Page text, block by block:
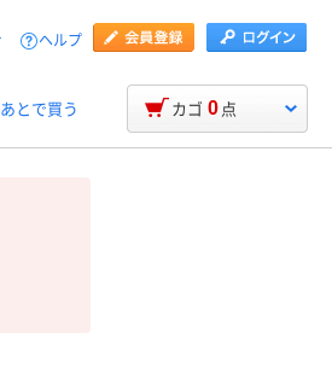
ヘルプ
あとで買う カゴ 0 点